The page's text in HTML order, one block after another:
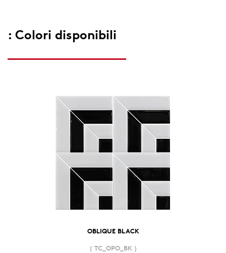
: Colori disponibili
OBLIQUE BLACK
( TC_OPO_BK )